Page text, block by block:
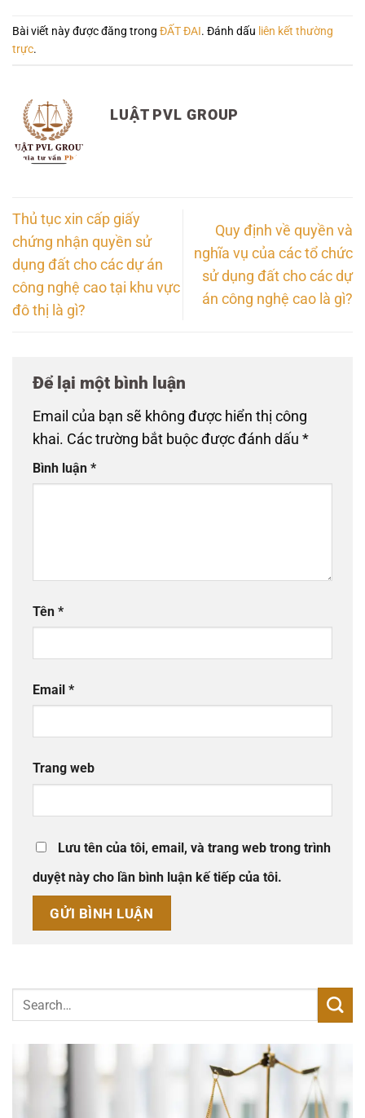
Bài viết này được đăng trong ĐẤT ĐAI. Đánh dấu liên kết thường
trực.
LUẬT PVL GROUP
Thủ tục xin cấp giấy
chứng nhận quyền sử
dụng đất cho các dự án
công nghệ cao tại khu vực
đô thị là gì?
Quy định về quyền và
nghĩa vụ của các tổ chức
sử dụng đất cho các dự
án công nghệ cao là gì?
Để lại một bình luận
Email của bạn sẽ không được hiển thị công
khai. Các trường bắt buộc được đánh dấu *
Bình luận *
Tên *
Email *
Trang web
Lưu tên của tôi, email, và trang web trong trình
duyệt này cho lần bình luận kế tiếp của tôi.